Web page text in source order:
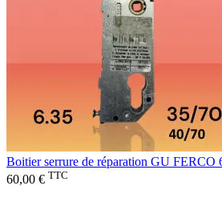
Boitier serrure de réparation GU FERCO
60,00 € TTC